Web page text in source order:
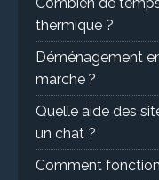
thermique ?
Déménagement
marche ?
Quelle aide des
un chat ?
Comment